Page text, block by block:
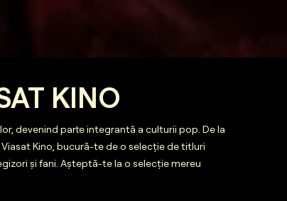
KINO
devenind parte integrantă a culturii pop. De la
Kino, bucură-te de o selecție de titluri
și fani. Așteptă-te la o selecție mereu